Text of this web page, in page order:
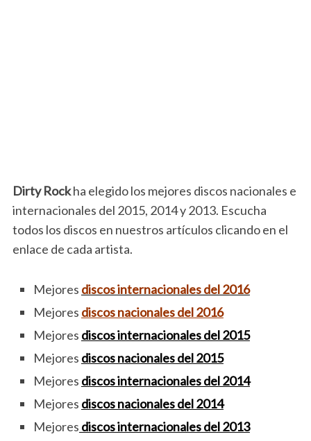
Dirty Rockha elegido los mejores discos nacionales e
internacionales del 2015, 2014 y 2013. Escucha
todos los discos en nuestros artículos clicando en el
enlace de cada artista.
Mejores discos internacionales del 2016
Mejores discos nacionales del 2016
Mejores discos internacionales del 2015
Mejores discos nacionales del 2015
Mejores discos internacionales del 2014
Mejores discos nacionales del 2014
Mejores discos internacionales del 2013